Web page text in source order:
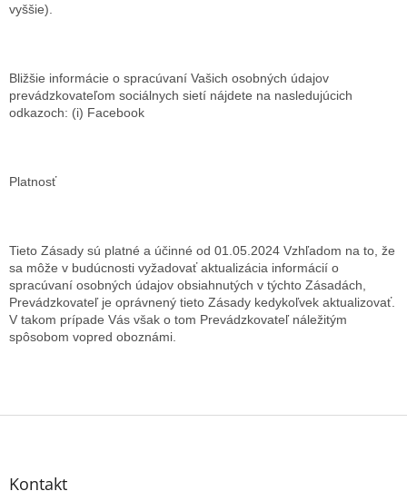
vyššie).
Bližšie informácie o spracúvaní Vašich osobných údajov
prevádzkovateľom sociálnych sietí nájdete na nasledujúcich
odkazoch: (i) Facebook
Platnosť
Tieto Zásady sú platné a účinné od 01.05.2024 Vzhľadom na to, že
sa môže v budúcnosti vyžadovať aktualizácia informácií o
spracúvaní osobných údajov obsiahnutých v týchto Zásadách,
Prevádzkovateľ je oprávnený tieto Zásady kedykoľvek aktualizovať.
V takom prípade Vás však o tom Prevádzkovateľ náležitým
spôsobom vopred oboznámi.
Z
Kontakt